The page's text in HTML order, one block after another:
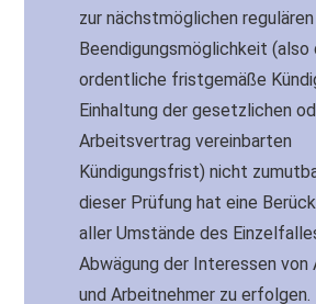
zur nächstmöglichen regulären
Beendigungsmöglichkeit (also
ordentliche fristgemäße
Einhaltung der gesetzlichen
Arbeitsvertrag vereinbarten
Kündigungsfrist) nicht
dieser Prüfung hat eine
aller Umstände des
Abwägung der Interessen von
und Arbeitnehmer zu erfolgen.